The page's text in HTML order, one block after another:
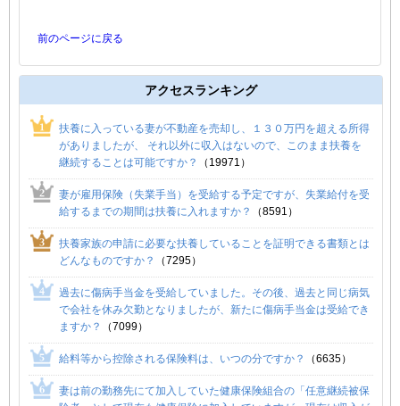
前のページに戻る
アクセスランキング
扶養に入っている妻が不動産を売却し、１３０万円を超える所得
がありましたが、 それ以外に収入はないので、このまま扶養を
継続することは可能ですか？
（19971）
妻が雇用保険（失業手当）を受給する予定ですが、失業給付を受
給するまでの期間は扶養に入れますか？
（8591）
扶養家族の申請に必要な扶養していることを証明できる書類とは
どんなものですか？
（7295）
過去に傷病手当金を受給していました。その後、過去と同じ病気
で会社を休み欠勤となりましたが、新たに傷病手当金は受給でき
ますか？
（7099）
給料等から控除される保険料は、いつの分ですか？ （6635）
妻は前の勤務先にて加入していた健康保険組合の「任意継続被保